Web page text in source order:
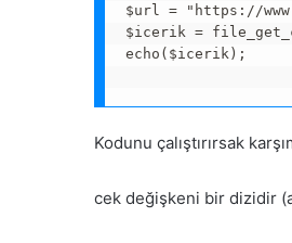
$url = "https://
$icerik =
echo($icerik);
Kodunu çalıştırırsak
cek değişkeni bir dizidir